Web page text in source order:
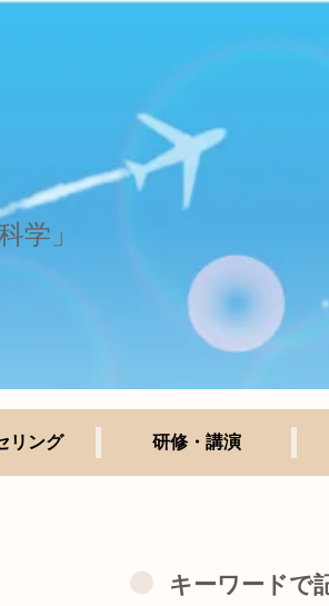
学」
リング 研修・講演
キーワードで